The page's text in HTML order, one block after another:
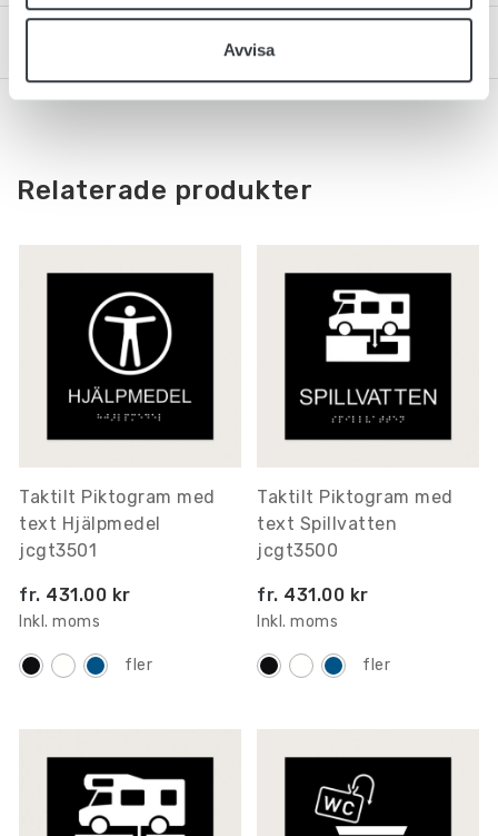
Avvisa
Relaterade produkter
Taktilt Piktogram med
text Hjälpmedel
jcgt3501
fr. 431.00 kr
Inkl. moms
fler
Taktilt Piktogram med
text Spillvatten
jcgt3500
fr. 431.00 kr
Inkl. moms
fler